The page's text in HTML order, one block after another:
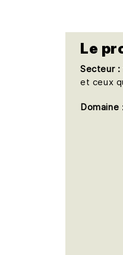
Le
Secteur :
et ceux
Domaine